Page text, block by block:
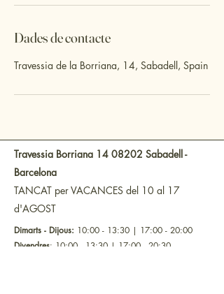
Dades de contacte
Travessia de la Borriana, 14, Sabadell, Spain
Travessia Borriana 14 08202 Sabadell -
Barcelona
TANCAT per VACANCES del 10 al 17
d'AGOST
Dimarts - Dijous: 10:00 - 13:30 | 17:00 - 20:00
Divendres: 10:00 - 13:30 | 17:00 - 20:30